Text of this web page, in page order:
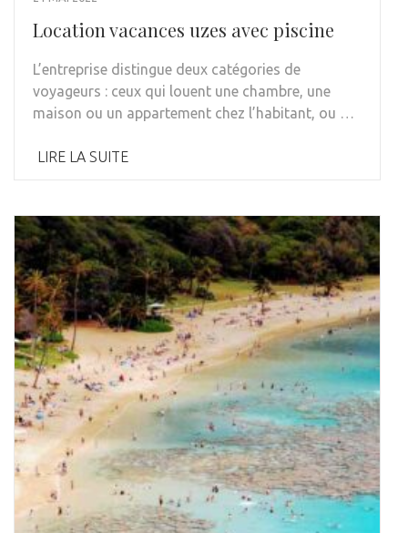
Location vacances uzes avec piscine
L’entreprise distingue deux catégories de
voyageurs : ceux qui louent une chambre, une
maison ou un appartement chez l’habitant, ou …
LIRE LA SUITE